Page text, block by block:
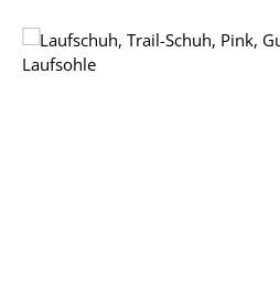
Bildergalerie überspringen